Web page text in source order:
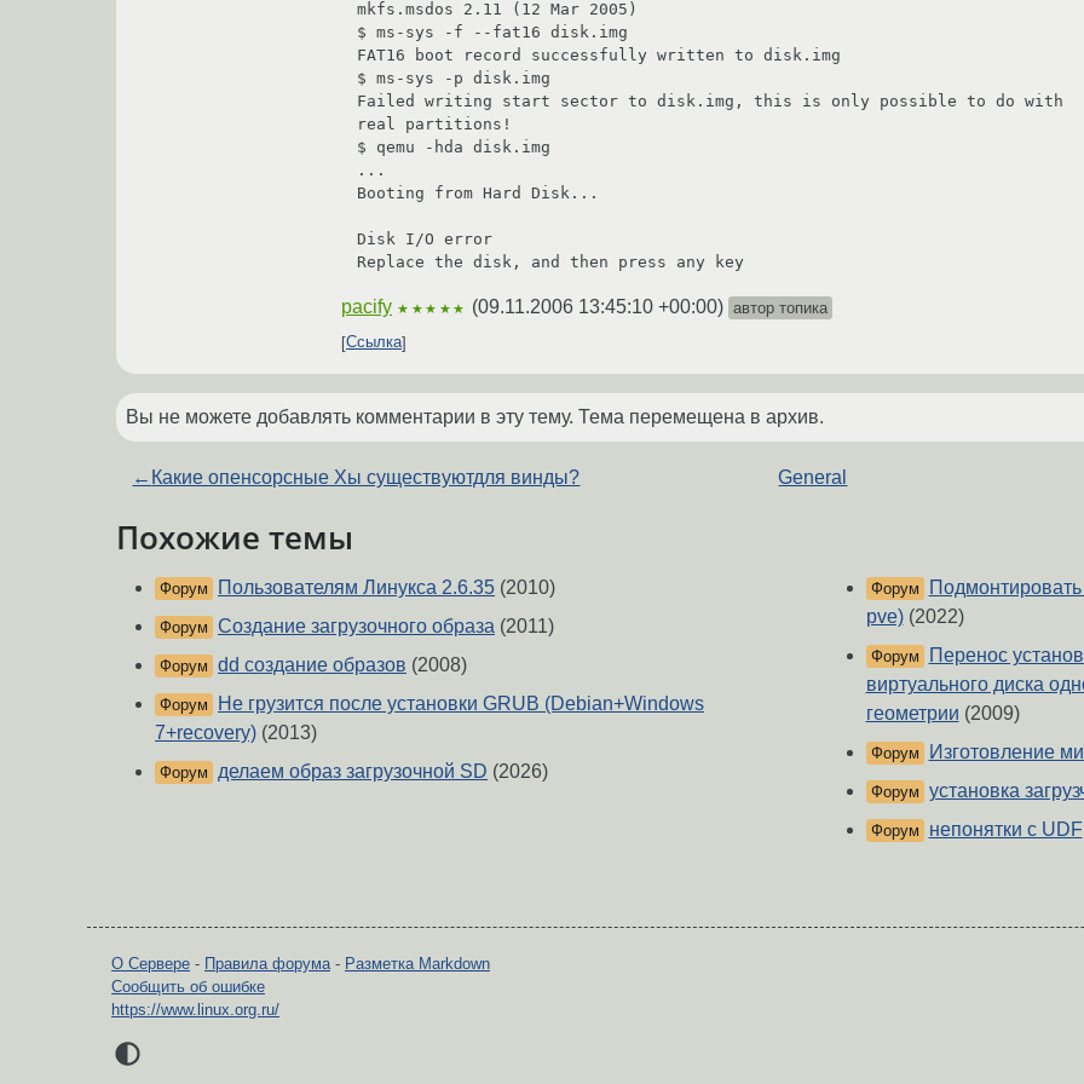
mkfs.msdos 2.11 (12 Mar 2005)
$ ms-sys -f --fat16 disk.img
FAT16 boot record successfully written to disk.img
$ ms-sys -p disk.img
Failed writing start sector to disk.img, this is only possible to do with
real partitions!
$ qemu -hda disk.img
...
Booting from Hard Disk...
Disk I/O error
pacify ★★★★★ (09.11.2006 13:45:10 +00:00) автор топика
Ссылка
Вы не можете добавлять комментарии в эту тему. Тема перемещена в архив.
← Какие опенсорсные Xы существуютдля винды? General
Похожие темы
Форум Пользователям Линукса 2.6.35 (2010)
Форум Создание загрузочного образа (2011)
Форум dd создание образов (2008)
Форум
Не грузится после установки GRUB (Debian+Windows
7+recovery) (2013)
Форум делаем образ загрузочной SD (2026)
Форум
pve)(2022)
Форум
Перенос
виртуального диска
геометрии (2009)
Форум Изготовление
Форум установка
Форум непонятки с UDF
О Сервере - Правила форума- Разметка Markdown
Сообщить об ошибке
https://www.linux.org.ru/